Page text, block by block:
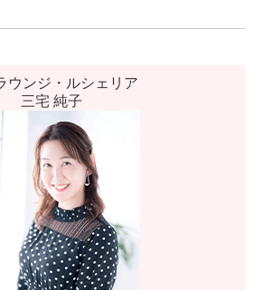
ウンジ・ルシェリア
三宅 純子